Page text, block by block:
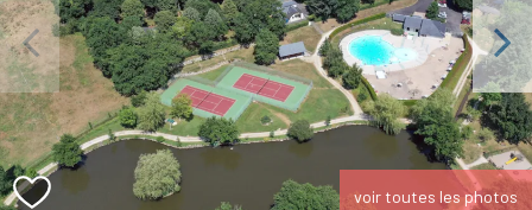
Next
voir toutes les photos